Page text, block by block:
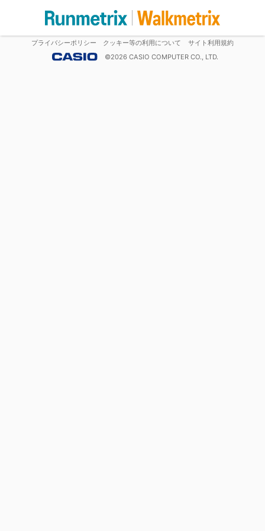
プライバシーポリシー クッキー等の利用について
サイト利用規約
©2026 CASIO COMPUTER CO., LTD.